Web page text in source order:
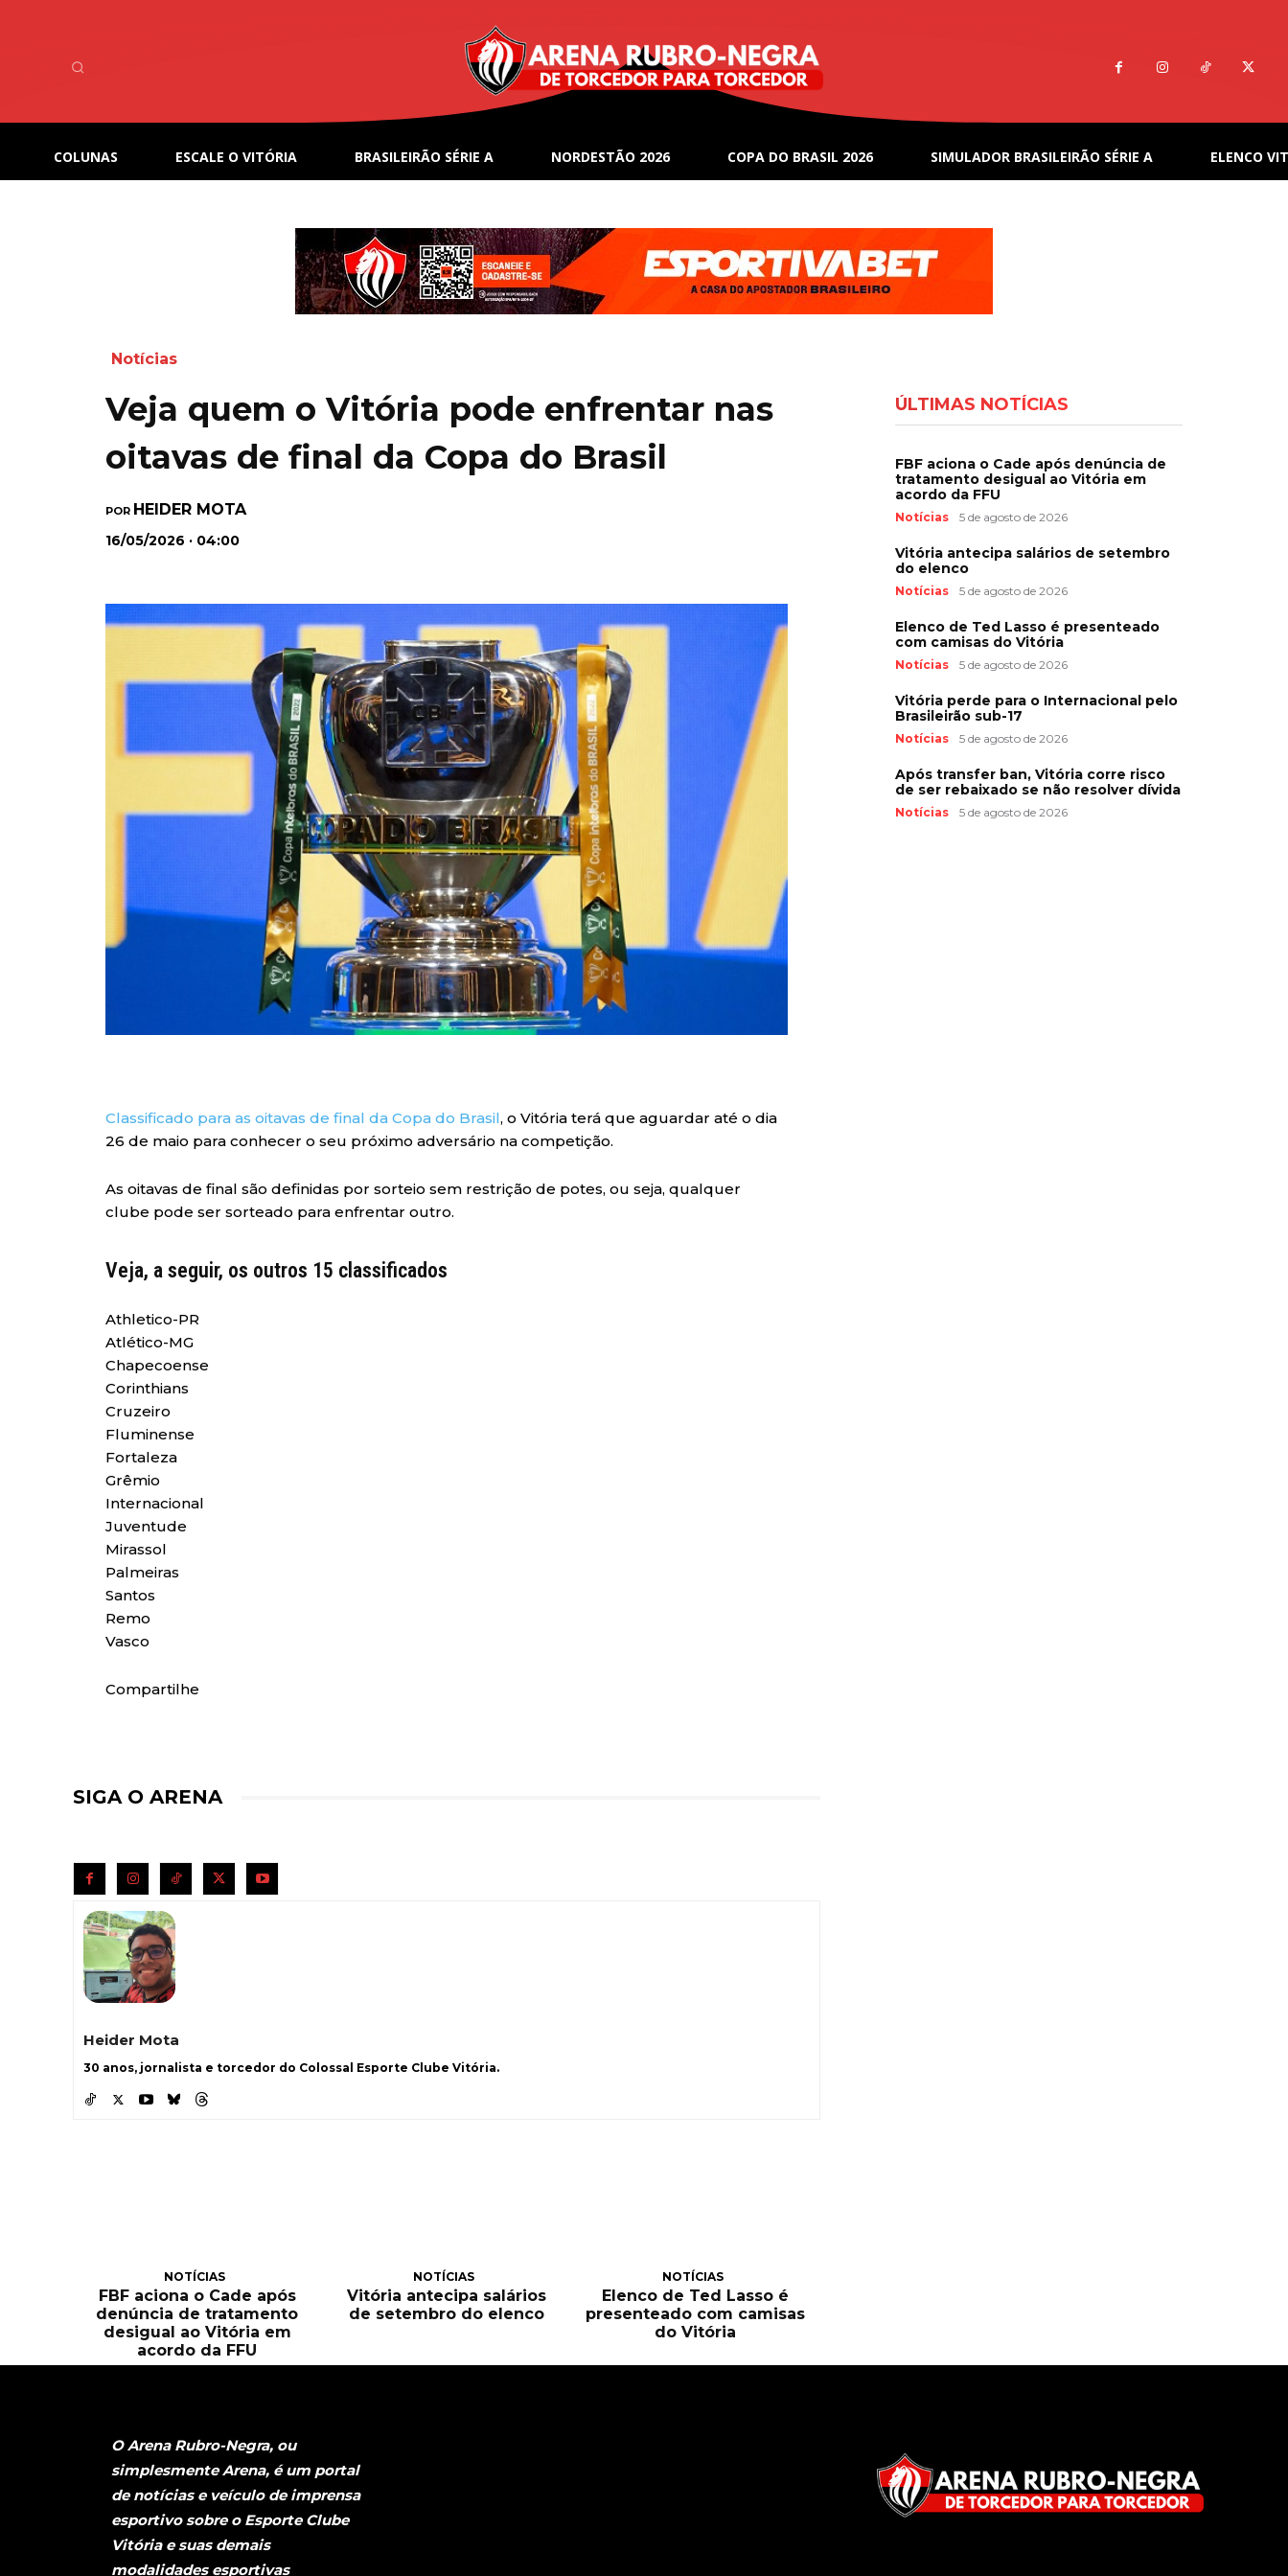
COLUNAS ESCALE O VITÓRIA BRASILEIRÃO SÉRIE A NORDESTÃO 2026 COPA DO BRASIL 2026 SIMULADOR BRASILEIRÃO SÉRIE A ELENCO
Notícias
Veja quem o Vitória pode enfrentar nas
oitavas de final da Copa do Brasil
POR HEIDER MOTA
16/05/2026 · 04:00
Classificado para as oitavas de final da Copa do Brasil, o Vitória terá que aguardar até o dia
26 de maio para conhecer o seu próximo adversário na competição.
As oitavas de final são definidas por sorteio sem restrição de potes, ou seja, qualquer
clube pode ser sorteado para enfrentar outro.
Veja, a seguir, os outros 15 classificados
Athletico-PR
Atlético-MG
Chapecoense
Corinthians
Cruzeiro
Fluminense
Fortaleza
Grêmio
Internacional
Juventude
Mirassol
Palmeiras
Santos
Remo
Vasco
Compartilhe
SIGA O ARENA
Heider Mota
30 anos, jornalista e torcedor do Colossal Esporte Clube Vitória.
NOTÍCIAS
FBF aciona o Cade após
denúncia de tratamento
desigual ao Vitória em
acordo da FFU
NOTÍCIAS
Vitória antecipa salários
de setembro do elenco
NOTÍCIAS
Elenco de Ted Lasso é
presenteado com camisas
do Vitória
ÚLTIMAS NOTÍCIAS
FBF aciona o Cade após denúncia de
tratamento desigual ao Vitória em
acordo da FFU
Notícias 5 de agosto de 2026
Vitória antecipa salários de setembro
do elenco
Notícias 5 de agosto de 2026
Elenco de Ted Lasso é presenteado
com camisas do Vitória
Notícias 5 de agosto de 2026
Vitória perde para o Internacional pelo
Brasileirão sub-17
Notícias 5 de agosto de 2026
Após transfer ban, Vitória corre risco
de ser rebaixado se não resolver dívida
Notícias 5 de agosto de 2026
O Arena Rubro-Negra, ou
simplesmente Arena, é um portal
de notícias e veículo de imprensa
esportivo sobre o Esporte Clube
Vitória e suas demais
modalidades esportivas